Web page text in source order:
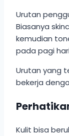
Urutan
Biasanya
kemudian
pada pagi
Urutan yang
bekerja
Kulit bisa